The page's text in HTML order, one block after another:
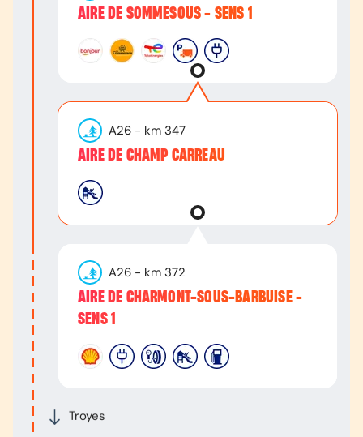
Troyes
AIRE DE SOMMESOUS - SENS 1
A26 - km 347
AIRE DE CHAMP CARREAU
A26 - km 372
AIRE DE CHARMONT-SOUS-BARBUISE -
SENS 1